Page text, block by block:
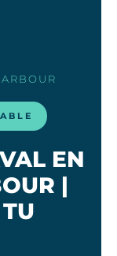
EN
|